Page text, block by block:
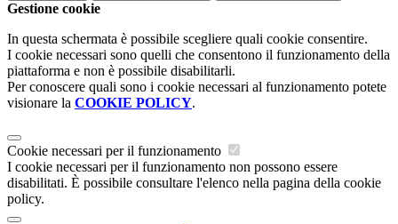
Gestione cookie
In questa schermata è possibile scegliere quali cookie consentire.
I cookie necessari sono quelli che consentono il funzionamento della
piattaforma e non è possibile disabilitarli.
Per conoscere quali sono i cookie necessari al funzionamento potete
visionare la COOKIE POLICY.
Cookie necessari per il funzionamento
I cookie necessari per il funzionamento non possono essere
disabilitati. È possibile consultare l'elenco nella pagina della cookie
policy.